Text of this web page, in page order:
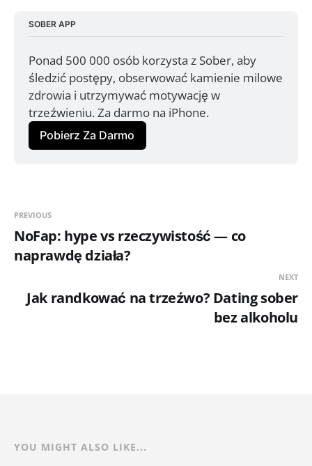
SOBER APP
Ponad 500 000 osób korzysta z Sober, aby
śledzić postępy, obserwować kamienie milowe
zdrowia i utrzymywać motywację w
trzeźwieniu. Za darmo na iPhone.
Pobierz Za Darmo
PREVIOUS
NoFap: hype vs rzeczywistość — co
naprawdę działa?
NEXT
Jak randkować na trzeźwo? Dating sober
bez alkoholu
YOU MIGHT ALSO LIKE...